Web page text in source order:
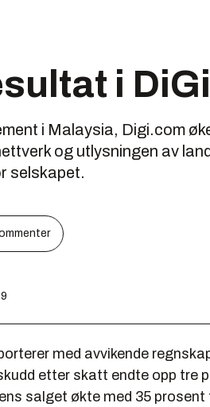
i
i Malaysia, Digi.com
og utlysningen av
selskapet.
med avvikende
etter skatt endte opp tre
salget økte med 35 prosent